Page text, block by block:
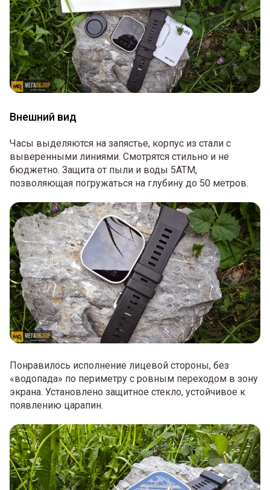
Внешний вид
Часы выделяются на запястье, корпус из стали с
выверенными линиями. Смотрятся стильно и не
бюджетно. Защита от пыли и воды 5АТМ,
позволяющая погружаться на глубину до 50 метров.
Понравилось исполнение лицевой стороны, без
«водопада» по периметру с ровным переходом в зону
экрана. Установлено защитное стекло, устойчивое к
появлению царапин.